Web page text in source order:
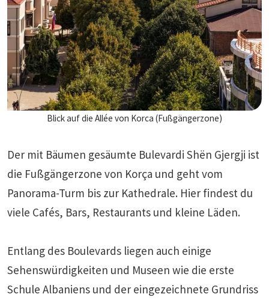
Blick auf die Allée von Korca (Fußgängerzone)
Der mit Bäumen gesäumte Bulevardi Shën Gjergji ist
die Fußgängerzone von Korça und geht vom
Panorama-Turm bis zur Kathedrale. Hier findest du
viele Cafés, Bars, Restaurants und kleine Läden.
Entlang des Boulevards liegen auch einige
Sehenswürdigkeiten und Museen wie die erste
Schule Albaniens und der eingezeichnete Grundriss